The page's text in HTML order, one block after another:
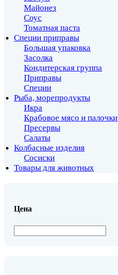
Майонез
Соус
Томатная паста
Специи приправы
Большая упаковка
Засолка
Кондитерская группа
Приправы
Специи
Рыба, морепродукты
Икра
Крабовое мясо и палочки
Пресервы
Салаты
Колбасные изделия
Сосиски
Товары для животных
Цена